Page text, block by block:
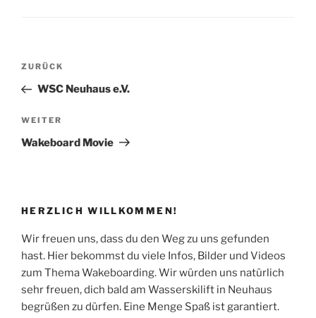
Beitragsnavigation
Vorheriger
Beitrag
ZURÜCK
WSC Neuhaus e.V.
Nächster
Beitrag
WEITER
Wakeboard Movie
HERZLICH WILLKOMMEN!
Wir freuen uns, dass du den Weg zu uns gefunden
hast. Hier bekommst du viele Infos, Bilder und Videos
zum Thema Wakeboarding. Wir würden uns natürlich
sehr freuen, dich bald am Wasserskilift in Neuhaus
begrüßen zu dürfen. Eine Menge Spaß ist garantiert.